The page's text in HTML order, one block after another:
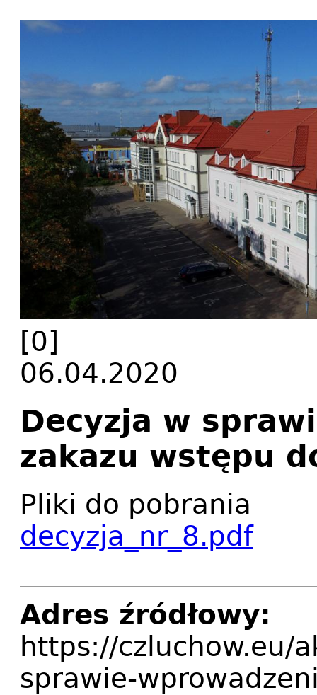
[0]
06.04.2020
Decyzja w
zakazu wstępu
Pliki do pobrania
decyzja_nr_8.pdf
Adres źródłowy:
https://czluchow.eu/
sprawie-